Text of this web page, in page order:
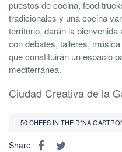
puestos de cocina, food
tradicionales y una cocina
territorio, darán la
con debates, talleres,
que constituirán un espacio
mediterránea.
Ciudad Creativa de la
50 CHEFS IN THE D*NA
Share